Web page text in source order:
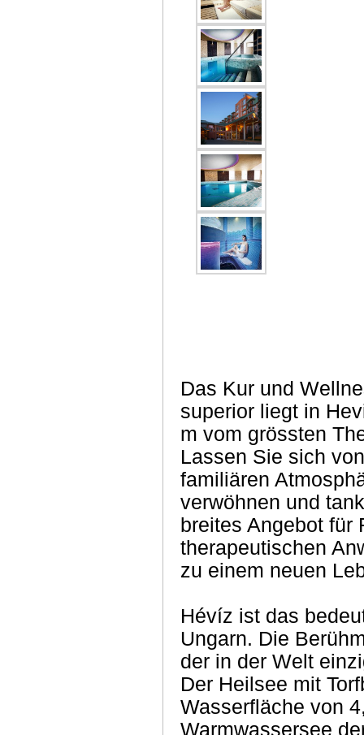
Das Kur und
superior liegt in
m vom grössten
Lassen Sie sich
familiären
verwöhnen und
breites Angebot für
therapeutischen
zu einem neuen
Hévíz ist das
Ungarn. Die
der in der Welt
Der Heilsee mit
Wasserfläche von
Warmwassersee